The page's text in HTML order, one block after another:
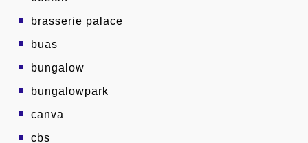
brasserie palace
buas
bungalow
bungalowpark
canva
cbs